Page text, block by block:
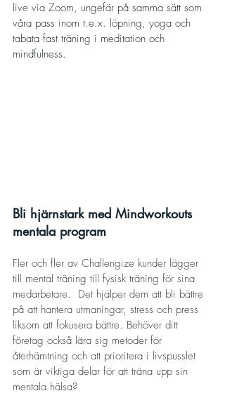
live via Zoom, ungefär på samma sätt som
våra pass inom t.e.x. löpning, yoga och
tabata fast träning i meditation och
mindfulness.
Bli hjärnstark med Mindworkouts
mentala program
Fler och fler av Challengize kunder lägger
till mental träning till fysisk träning för sina
medarbetare.  Det hjälper dem att bli bättre
på att hantera utmaningar, stress och press
liksom att fokusera bättre. Behöver ditt
företag också lära sig metoder för
återhämtning och att prioritera i livspusslet
som är viktiga delar för att träna upp sin
mentala hälsa?